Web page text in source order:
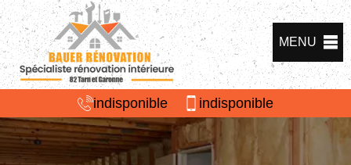
MENU
indisponible indisponible